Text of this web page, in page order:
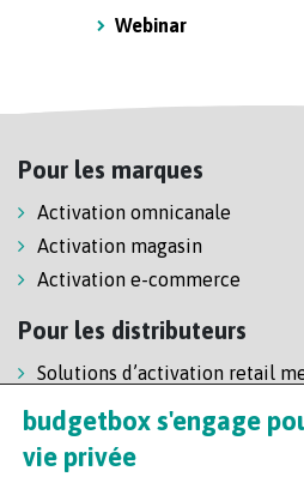
Webinar
Pour les marques
Activation omnicanale
Activation magasin
Activation e-commerce
Pour les distributeurs
Solutions d’activation retail
Solution de self-scanning
Régie enseigne
budgetbox s'engage
vie privée